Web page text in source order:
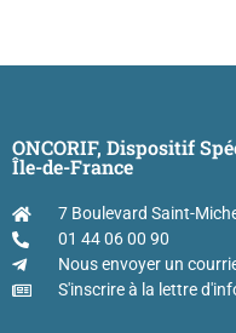
ONCORIF, Dispositif
Île-de-France
7 Boulevard Saint-
01 44 06 00 90
Nous envoyer un
S'inscrire à la lettre